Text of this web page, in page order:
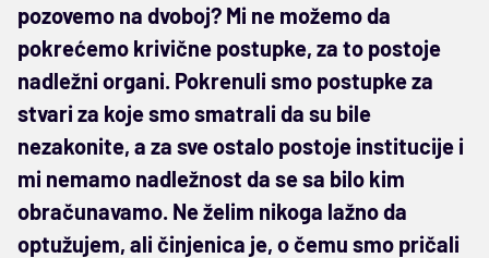
pozovemo na dvoboj? Mi ne možemo da
pokrećemo krivične postupke, za to postoje
nadležni organi. Pokrenuli smo postupke za
stvari za koje smo smatrali da su bile
nezakonite, a za sve ostalo postoje institucije i
mi nemamo nadležnost da se sa bilo kim
obračunavamo. Ne želim nikoga lažno da
optužujem, ali činjenica je, o čemu smo pričali